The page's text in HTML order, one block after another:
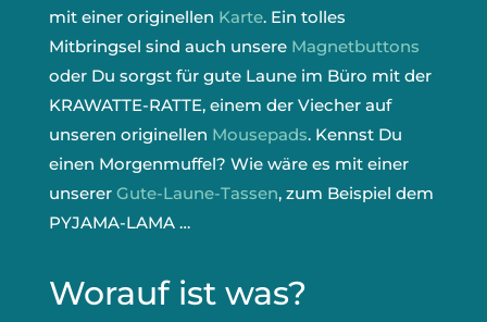
mit einer originellen Karte. Ein tolles
Mitbringsel sind auch unsere Magnetbuttons
oder Du sorgst für gute Laune im Büro mit der
KRAWATTE-RATTE, einem der Viecher auf
unseren originellen Mousepads. Kennst Du
einen Morgenmuffel? Wie wäre es mit einer
unserer Gute-Laune-Tassen, zum Beispiel dem
PYJAMA-LAMA …
Worauf ist was?